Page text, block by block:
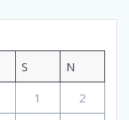
S
N
1
2